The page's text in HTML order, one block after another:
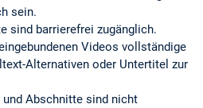
sein.
sind barrierefrei zugänglich.
Videos vollständige
Alternativen oder Untertitel zur
Abschnitte sind nicht